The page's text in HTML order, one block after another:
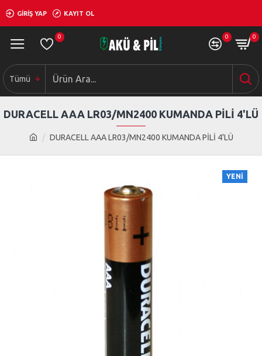
GIRIŞ YAP KAYIT OL
0 0 0
Tümü
DURACELL AAA LR03/MN2400 KUMANDA PİLİ 4'LÜ
DURACELL AAA LR03/MN2400 KUMANDA PİLİ 4'LÜ
YENI